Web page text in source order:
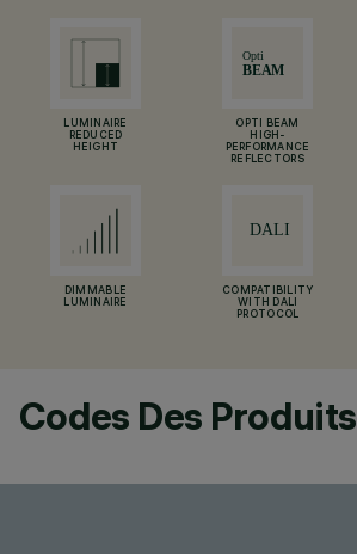
LUMINAIRE
REDUCED
HEIGHT
OPTI BEAM
HIGH-
PERFORMANCE
REFLECTORS
DIMMABLE
LUMINAIRE
COMPATIBILITY
WITH DALI
PROTOCOL
Codes Des Produits